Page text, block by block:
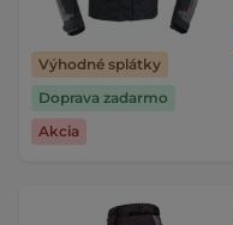
Výhodné splátky
Doprava zadarmo
Akcia